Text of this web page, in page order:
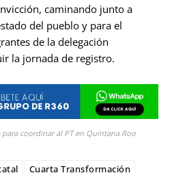
caminando junto a
del pueblo y para el
de la delegación
la jornada de registro.
coordinar al PT en Quintana Roo
Cuarta Transformación